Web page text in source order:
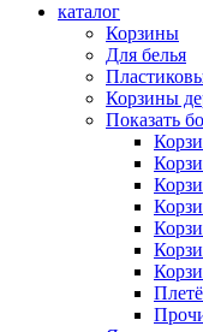
каталог
Корзины
Для белья
Корзины
Показать